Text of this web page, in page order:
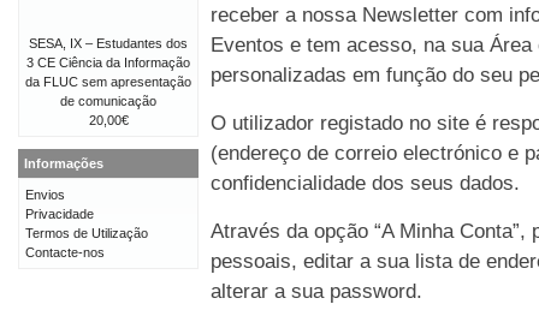
receber a nossa Newsletter com
Eventos e tem acesso, na sua
personalizadas em função do seu
O utilizador registado no site é
(endereço de correio electrónico e
confidencialidade dos seus dados.
Através da opção “A Minha
pessoais, editar a sua lista de
alterar a sua password.
SESA, IX – Estudantes dos
3 CE Ciência da Informação
da FLUC sem apresentação
de comunicação
20,00€
Informações
Envios
Privacidade
Termos de Utilização
Contacte-nos